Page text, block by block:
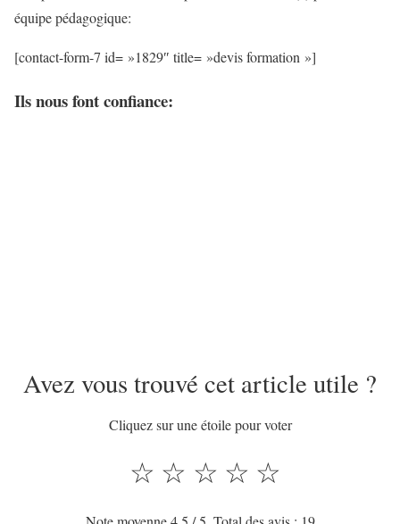
équipe pédagogique:
[contact-form-7 id= »1829″ title= »devis formation »]
Ils nous font confiance:
Avez vous trouvé cet article utile ?
Cliquez sur une étoile pour voter
☆
☆
☆
☆
☆